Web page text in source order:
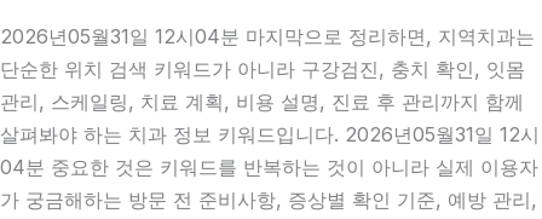
2026년05월31일 12시04분 마지막으로 정리하면, 지역치과는
단순한 위치 검색 키워드가 아니라 구강검진, 충치 확인, 잇몸
관리, 스케일링, 치료 계획, 비용 설명, 진료 후 관리까지 함께
살펴봐야 하는 치과 정보 키워드입니다. 2026년05월31일 12시
04분 중요한 것은 키워드를 반복하는 것이 아니라 실제 이용자
가 궁금해하는 방문 전 준비사항, 증상별 확인 기준, 예방 관리,